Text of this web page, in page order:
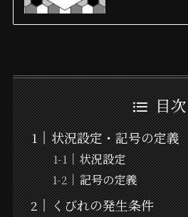
目次
状況設定・記号の定義
状況設定
記号の定義
くびれの発生条件